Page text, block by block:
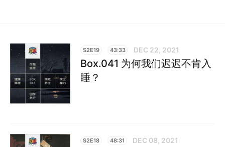
S2E19 43:33 DEC 22, 2021
Box.041 为何我们迟迟不肯入
睡？
S2E18 48:31 DEC 08, 2021